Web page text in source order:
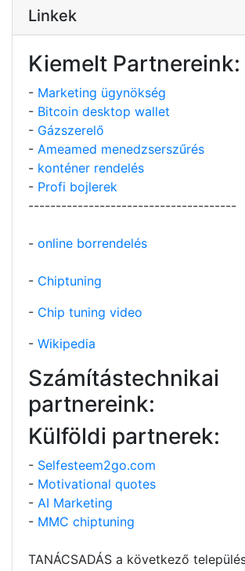
Linkek
Kiemelt Partnereink:
- Marketing ügynökség
- Bitcoin desktop wallet
- Gázszerelő
- Ameamed menedzserszűrés
- konténer rendelés
- Profi bojlerek
--------------------------------------
- online borrendelés
- Chiptuning
- Chip tuning video
- Wikipedia
Számítástechnikai
partnereink:
Külföldi partnerek:
- Selfesteem2go.com
- Motivational quotes
- AI Marketing
- MMC chiptuning
TANÁCSADÁS a következő